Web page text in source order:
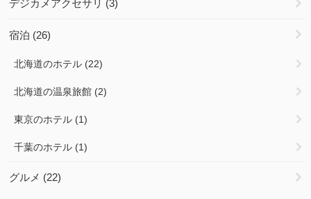
デジカメアクセサリ (3)
宿泊 (26)
北海道のホテル (22)
北海道の温泉旅館 (2)
東京のホテル (1)
千葉のホテル (1)
グルメ (22)